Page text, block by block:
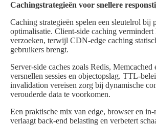
Cachingstrategieën voor snellere
Caching strategieën spelen een sleutelrol bij
optimalisatie. Client-side caching vermindert
verzoeken, terwijl CDN-edge caching
gebruikers brengt.
Server-side caches zoals Redis, Memcached
versnellen sessies en objectopslag. TTL-
invalidation vereisen zorg bij dynamische
verouderde data te voorkomen.
Een praktische mix van edge, browser en
verlaagt back-end belasting en verbetert